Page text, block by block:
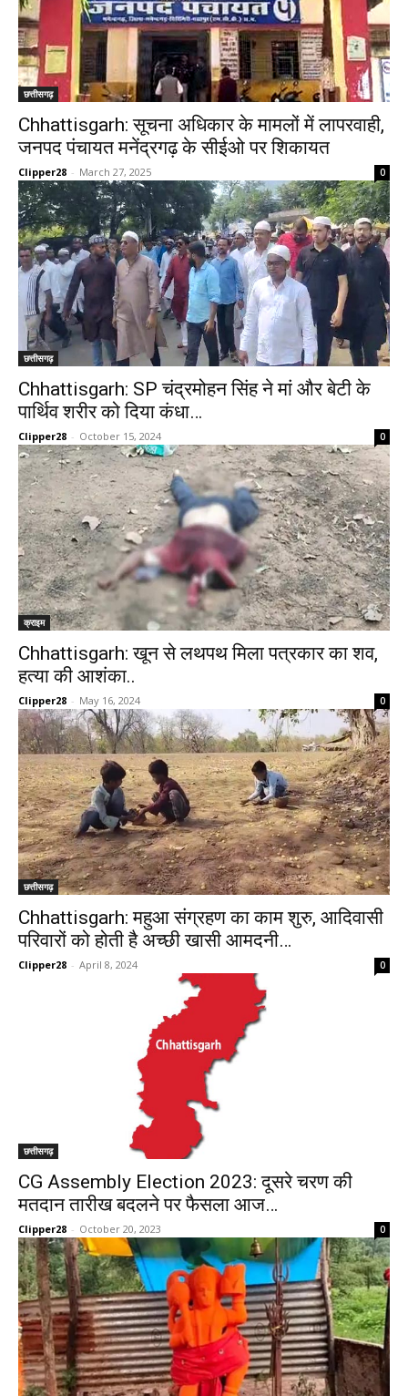
छत्तीसगढ़
Chhattisgarh: सूचना अधिकार के मामलों में लापरवाही,
जनपद पंचायत मनेंद्रगढ़ के सीईओ पर शिकायत
Clipper28 - March 27, 2025 0
छत्तीसगढ़
Chhattisgarh: SP चंद्रमोहन सिंह ने मां और बेटी के
पार्थिव शरीर को दिया कंधा…
Clipper28 - October 15, 2024 0
क्राइम
Chhattisgarh: खून से लथपथ मिला पत्रकार का शव,
हत्या की आशंका..
Clipper28 - May 16, 2024 0
छत्तीसगढ़
Chhattisgarh: महुआ संग्रहण का काम शुरु, आदिवासी
परिवारों को होती है अच्छी खासी आमदनी…
Clipper28 - April 8, 2024 0
छत्तीसगढ़
CG Assembly Election 2023: दूसरे चरण की
मतदान तारीख बदलने पर फैसला आज…
Clipper28 - October 20, 2023 0